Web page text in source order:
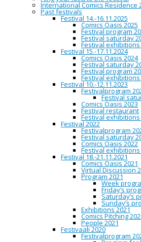
International Comics Residence
Past festivals
Festival 14.-16.11.2025
Comics Oasis 2025
Festival program
Festival saturday
Festival exhibitions
Festival 15.-17.11.2024
Comics Oasis 2024
Festival saturday
Festival program
Festival exhibitions
Festival 10.-12.11.2023
Festivalprogram
Festival
Comics Oasis 2023
Festival restaurant
Festival exhibitions
Festival 2022
Festivalprogram
Festival saturday
Comics Oasis 2022
Festival exhibitions
Festival 18.-21.11.2021
Comics Oasis 2021
Virtual Discussion
Program 2021
Week
Friday’s
Saturday’s
Sunday’s
Exhibitions 2021
Comics Pitching
People 2021
Festivaali 2020
Festivalprogram
16:00 Ilpo Koskela: Lusia
Turun Sarjakuvakauppa c/o Oulun
Hallituskatu 7, 90100 OULU
oulu@sarjakuvakauppa.fi
puh. 040 473 6848
Avoinna ti-to klo 11–19
Turun Sarjakuvakaupan Toimitusjohtaja
petterioja@gmail.com
Turun Sarjakuvakaupan Tiedottaja
Oulun Sarjakuvakeskuksen
330 7186, harri@oulucomics.com
Oulun Sarjakuvakeskus etsii
Join to the Arctic Comics Network
CAPITAL OF NORTHERN COMICS
Oulu is the city of panels. The center of Oulu